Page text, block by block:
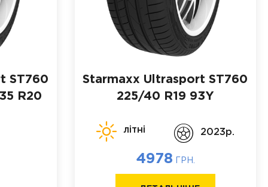
ST760
R20
Starmaxx Ultrasport ST760
225/40 R19 93Y
літні 2023p.
4978 ГРН.